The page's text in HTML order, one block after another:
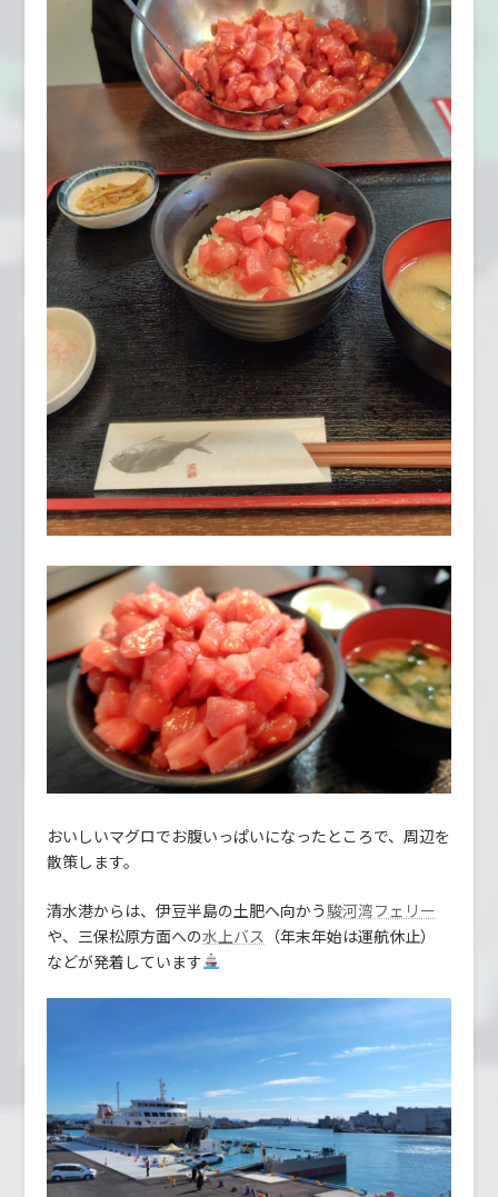
おいしいマグロでお腹いっぱいになったところで、周辺を
散策します。
清水港からは、伊豆半島の土肥へ向かう 駿河湾フェリー
や、三保松原方面への水上バス
（年末年始は運航休止）
などが発着しています